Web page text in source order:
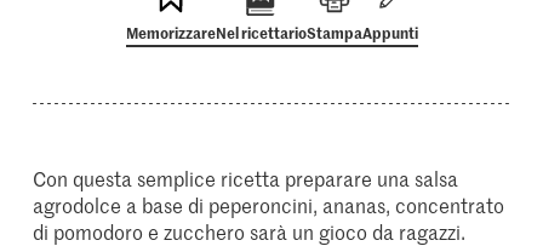
MemorizzareNel ricettarioStampaAppunti
Con questa semplice ricetta preparare una salsa
agrodolce a base di peperoncini, ananas, concentrato
di pomodoro e zucchero sarà un gioco da ragazzi.